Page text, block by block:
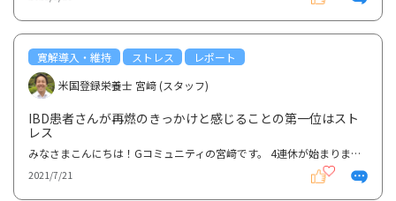
寛解導入・維持 ストレス
レポート
米国登録栄養士 宮﨑 (スタッフ)
IBD患者さんが再燃のきっかけと感じることの第一位はスト
レス
みなさまこんにちは！Gコミュニティの宮﨑です。 4連休が始まりましたがいかがお過ごしでしょうか？また...
2021/7/21